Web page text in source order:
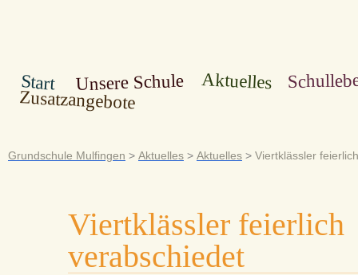
Start Unsere Schule Aktuelles
Zusatzangebote
Grundschule Mulfingen > Aktuelles > Aktuelles > Viertklässler
Viertklässler feierlich
verabschiedet